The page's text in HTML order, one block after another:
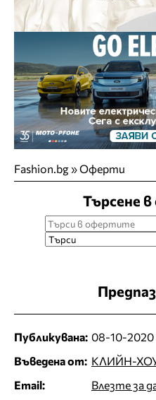
Fashion.bg»Оферти
Търсене
Публикувана: 08-10-2020
Въведена от: КЛИЙН-
Email:
Влезте за